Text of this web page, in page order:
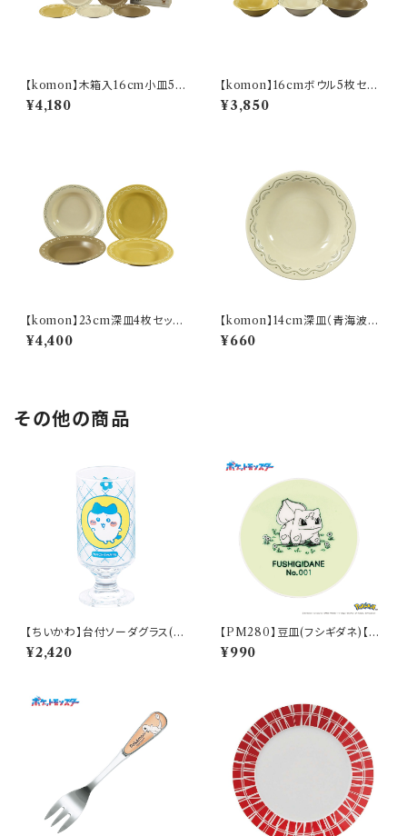
【komon】木箱入16cm小皿5枚
セット【YMK80】
¥4,180
【komon】16cmボウル5枚セッ
ト【YMK80】
¥3,850
【komon】23cm深皿4枚セット
【YMK80】
¥4,400
【komon】14cm深皿（青海波）
【YMK80】
¥660
その他の商品
【ちいかわ】台付ソーダグラス(ハ
チワレ)【CKW40】CKW42-81
3
¥2,420
【PM280】豆皿(フシギダネ)【D
aily Sketch】PM281-333
¥990